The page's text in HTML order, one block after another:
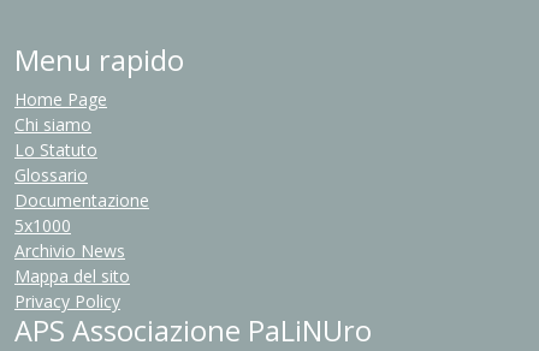
Menu rapido
Home Page
Chi siamo
Lo Statuto
Glossario
Documentazione
5x1000
Archivio News
Mappa del sito
Privacy Policy
APS Associazione PaLiNUro